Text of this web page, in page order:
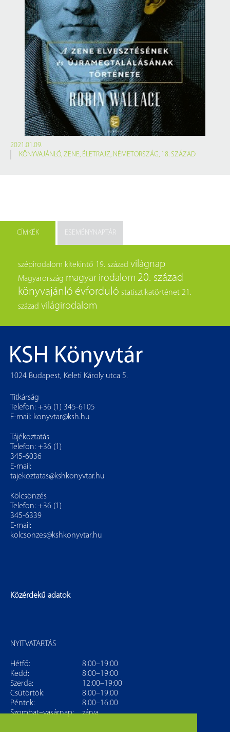
2021.01.09.
KÖNYVAJÁNLÓ, ZENE, ÉLETRAJZ, NÉMETORSZÁG, 18. SZÁZAD
CÍMKÉK ESEMÉNYNAPTÁR
szépirodalom kitekintő 19. század világnap
Magyarország magyar irodalom 20. század
könyvajánló évforduló statisztikatörténet 21.
század világirodalom
1024 Budapest, Keleti Károly utca 5.
Titkárság
Telefon: +36 (1) 345-6105
E-mail: konyvtar@ksh.hu
Tájékoztatás
Telefon: +36 (1)
345-6036
E-mail:
tajekoztatas@kshkonyvtar.hu
Kölcsönzés
Telefon: +36 (1)
345-6339
E-mail:
kolcsonzes@kshkonyvtar.hu
Közérdekű adatok
NYITVATARTÁS
Hétfő:
8:00–19:00
Kedd:
8:00–19:00
Szerda:
12:00–19:00
Csütörtök:
8:00–19:00
Péntek:
8:00–16:00
Szombat–vasárnap:
zárva